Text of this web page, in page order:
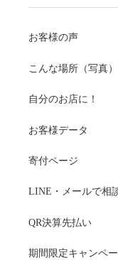
お客様の声
こんな場所（写真）
自分のお店に！
お客様データ
寄付ページ
LINE・メールで相
QR決算先払い
期間限定キャンペ